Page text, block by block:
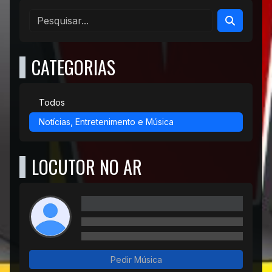
CATEGORIAS
Todos
Notícias, Entretenimento e Música
LOCUTOR NO AR
Pedir Música